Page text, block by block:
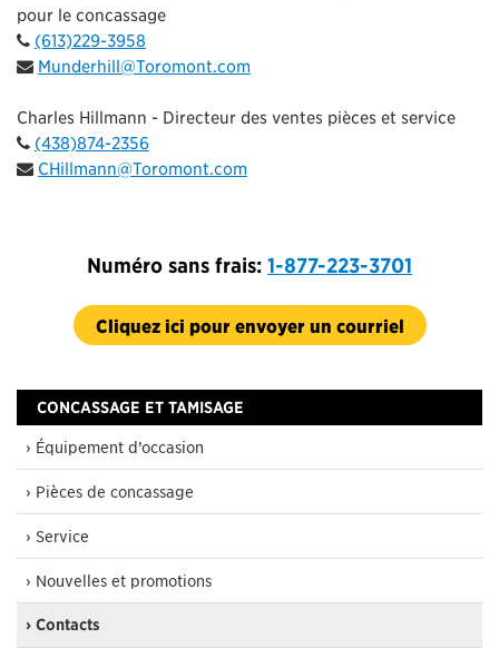
pour le concassage
(613)229-3958
Munderhill@Toromont.com
Charles Hillmann - Directeur des ventes pièces et service
(438)874-2356
CHillmann@Toromont.com
Numéro sans frais: 1-877-223-3701
Cliquez ici pour envoyer un courriel
CONCASSAGE ET TAMISAGE
› Équipement d’occasion
› Pièces de concassage
› Service
› Nouvelles et promotions
› Contacts